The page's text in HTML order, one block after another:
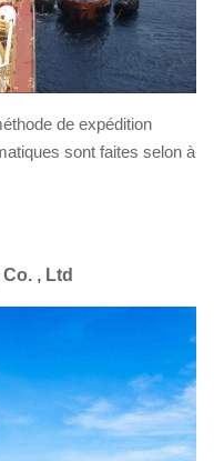
de expédition
sont faites selon à
, Ltd